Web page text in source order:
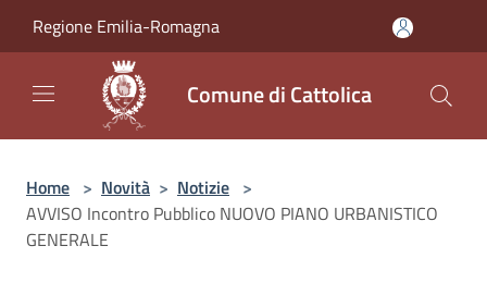
Regione Emilia-Romagna
Comune di Cattolica
Home > Novità > Notizie >
AVVISO Incontro Pubblico NUOVO PIANO URBANISTICO
GENERALE